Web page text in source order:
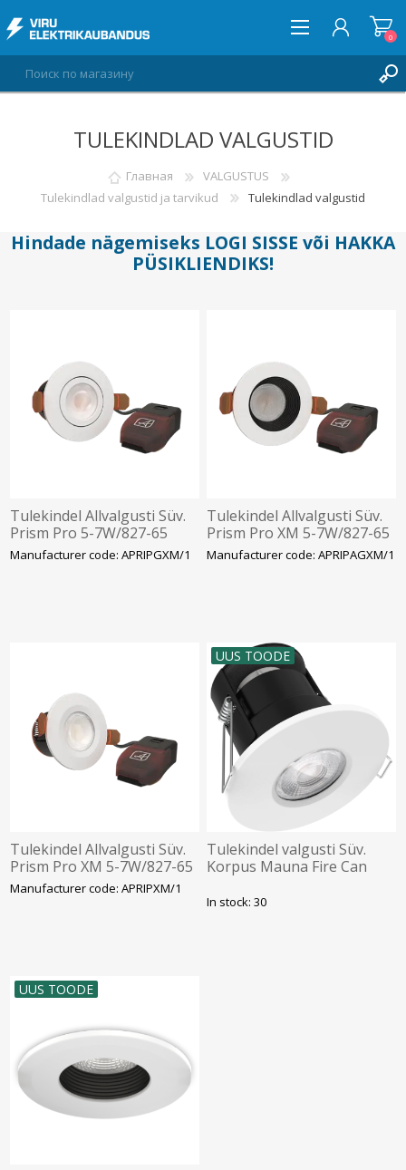
СПИСОК ПОЖЕЛАНИЙ 0
0
TULEKINDLAD VALGUSTID
Главная
VALGUSTUS
Tulekindlad valgustid ja tarvikud
Tulekindlad valgustid
Hindade nägemiseks LOGI SISSE või HAKKA
PÜSIKLIENDIKS!
Tulekindel Allvalgusti Süv.
Prism Pro 5-7W/827-65
530-690lm 55D Suunatav
Manufacturer code: APRIPGXM/1
Tulekindel Allvalgusti Süv.
Prism Pro XM 5-7W/827-65
410-530lm 50D IP65 Ava
Manufacturer code: APRIPAGXM/1
Tulekindel Allvalgusti Süv.
Prism Pro XM 5-7W/827-65
640-820lm 60D IP65 Ava
Manufacturer code: APRIPXM/1
UUS TOODE
Tulekindel valgusti Süv.
Korpus Mauna Fire Can
Kosnic
In stock: 30
UUS TOODE